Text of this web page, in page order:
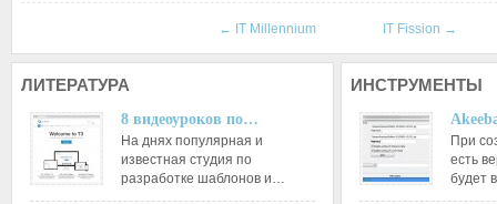
← IT Millennium IT Fission →
ЛИТЕРАТУРА
8 видеоуроков по…
На днях популярная и
известная студия по
разработке шаблонов и…
ИНСТРУМЕНТЫ
При
есть
будет